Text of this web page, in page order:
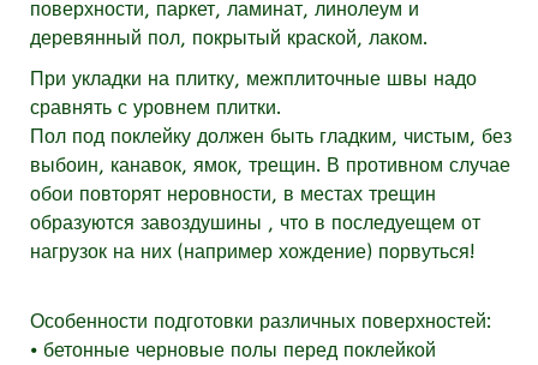
поверхности, паркет, ламинат, линолеум и
деревянный пол, покрытый краской, лаком.
При укладки на плитку, межплиточные швы надо
сравнять с уровнем плитки.
Пол под поклейку должен быть гладким, чистым, без
выбоин, канавок, ямок, трещин. В противном случае
обои повторят неровности, в местах трещин
образуются завоздушины , что в последуещем от
нагрузок на них (например хождение) порвуться!
Особенности подготовки различных поверхностей:
⦁ бетонные черновые полы перед поклейкой